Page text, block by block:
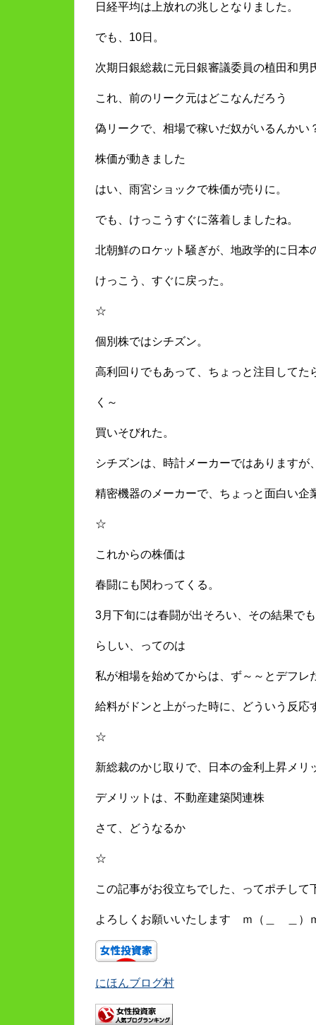
日経平均は上放れの兆しとなりました。
でも、10日。
次期日銀総裁に元日銀審議委員の植田和男
これ、前のリーク元はどこなんだろう
偽リークで、相場で稼いだ奴がいるんかい
株価が動きました
はい、雨宮ショックで株価が売りに。
でも、けっこうすぐに落着しましたね。
北朝鮮のロケット騒ぎが、地政学的に日
けっこう、すぐに戻った。
☆
個別株ではシチズン。
高利回りでもあって、ちょっと注目してた
く～
買いそびれた。
シチズンは、時計メーカーではあります
精密機器のメーカーで、ちょっと面白い企
☆
これからの株価は
春闘にも関わってくる。
3月下旬には春闘が出そろい、その結果で
らしい、ってのは
私が相場を始めてからは、ず～～とデフレ
給料がドンと上がった時に、どういう反応
☆
新総裁のかじ取りで、日本の金利上昇メリ
デメリットは、不動産建築関連株
さて、どうなるか
☆
この記事がお役立ちでした、ってポチして
よろしくお願いいたします ｍ（＿ ＿）
にほんブログ村